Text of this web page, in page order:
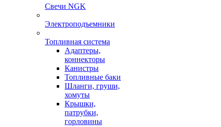
Свечи NGK
Электроподъемники
Топливная система
Адаптеры,
коннекторы
Канистры
Топливные баки
Шланги, груши,
хомуты
Крышки,
патрубки,
горловины